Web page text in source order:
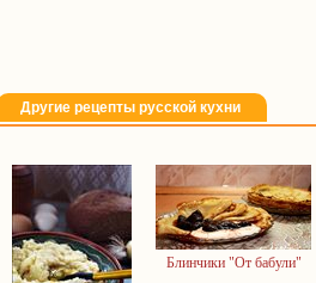
Другие рецепты русской кухни
Блинчики "От бабули"